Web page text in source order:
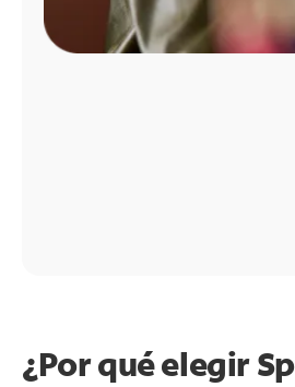
¿Por qué elegir